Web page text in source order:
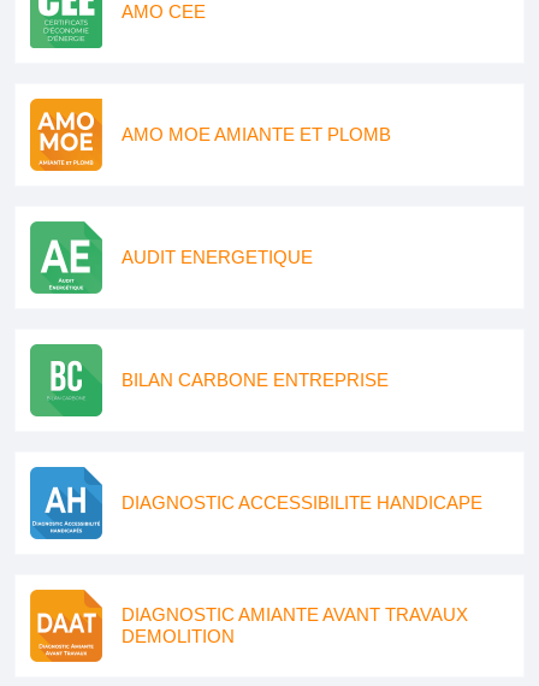
AMO CEE
AMO MOE AMIANTE ET PLOMB
AUDIT ENERGETIQUE
BILAN CARBONE ENTREPRISE
DIAGNOSTIC ACCESSIBILITE HANDICAPE
DIAGNOSTIC AMIANTE AVANT TRAVAUX
DEMOLITION